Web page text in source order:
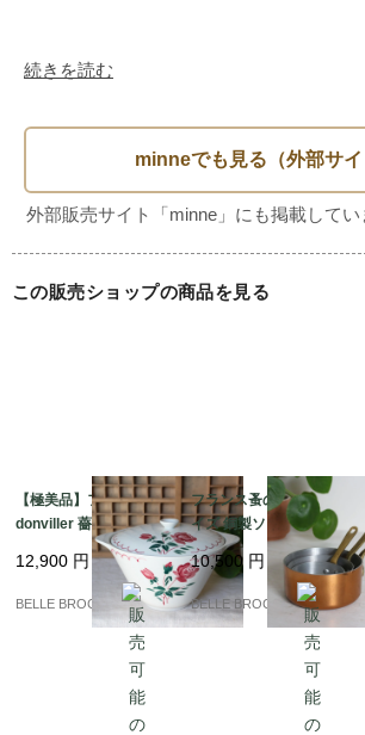
続きを読む
この販売ショップの商品を見る
【極美品】フランス Ba
donviller 薔薇のチュリ
ーン / ステンシル スー
プポット 蓋付き深皿｜
フランス発送（到着ま
で2-3週間）
12,900 円
BELLE BROCANTE
フランス蚤の市 ミニサ
イズ 銅製ソースパン 3
点セット MADE IN FR
ANCE / 真鍮ハンドル
コッパー ミニ片手鍋
10,500 円
BELLE BROCANTE